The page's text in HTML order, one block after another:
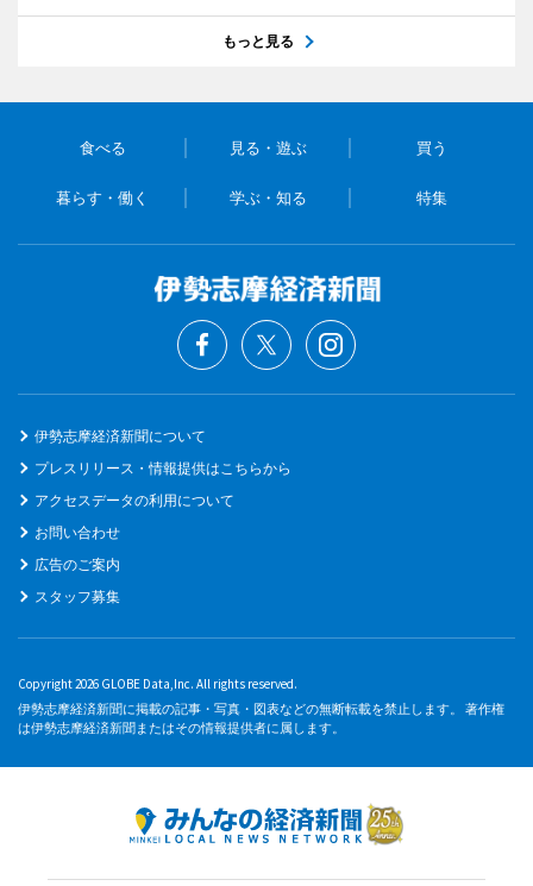
もっと見る
食べる 見る・遊ぶ 買う
暮らす・働く 学ぶ・知る 特集
伊勢志摩経済新聞について
プレスリリース・情報提供はこちらから
アクセスデータの利用について
お問い合わせ
広告のご案内
スタッフ募集
Copyright 2026 GLOBE Data,Inc. All rights reserved.
伊勢志摩経済新聞に掲載の記事・写真・図表などの無断転載を禁止します。 著作権
は伊勢志摩経済新聞またはその情報提供者に属します。